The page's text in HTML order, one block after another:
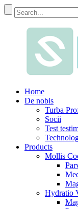
Home
De nobis
Turba
Socii
Test
Products
Mollis
Hydratio